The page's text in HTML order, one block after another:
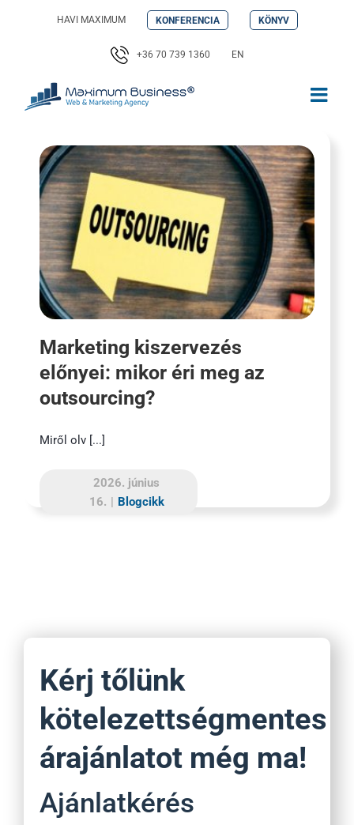
HAVI MAXIMUM KONFERENCIA KÖNYV
+36 70 739 1360 EN
Marketing kiszervezés
előnyei: mikor éri meg az
outsourcing?
Miről olv [...]
2026. június
16. | Blogcikk
Kérj tőlünk
kötelezettségmentes
árajánlatot még ma!
Ajánlatkérés